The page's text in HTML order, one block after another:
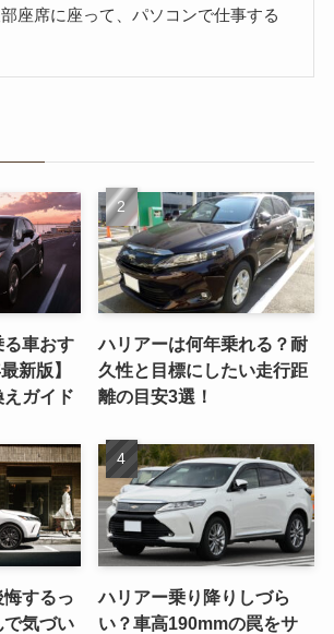
座席に座って、パソコンで仕事する
車おす
新版】
ガイド
ハリアーは何年乗れる？耐
久性と目標にしたい走行距
離の目安3選！
するっ
気づい
ハリアー乗り降りしづら
い？車高190mmの罠をサ